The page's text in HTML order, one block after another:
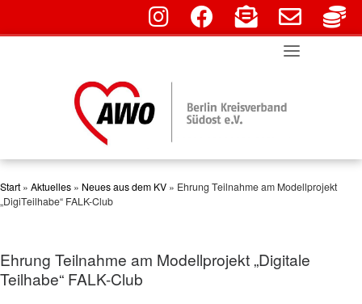
content
fab fa-instagramfab fa-facebook
fas fa-envelope-
far fa-
Start » Aktuelles » Neues aus dem KV » Ehrung Teilnahme am Modellprojekt
„DigiTeilhabe“ FALK-Club
Ehrung Teilnahme am Modellprojekt „Digitale
Teilhabe“ FALK-Club